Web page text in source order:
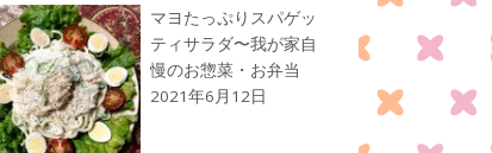
マヨたっぷりスパゲッ
ティサラダ〜我が家自
慢のお惣菜・お弁当
2021年6月12日